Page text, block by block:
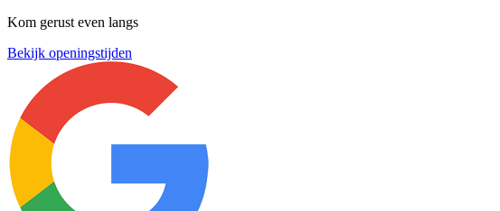
Kom gerust even langs
Bekijk openingstijden